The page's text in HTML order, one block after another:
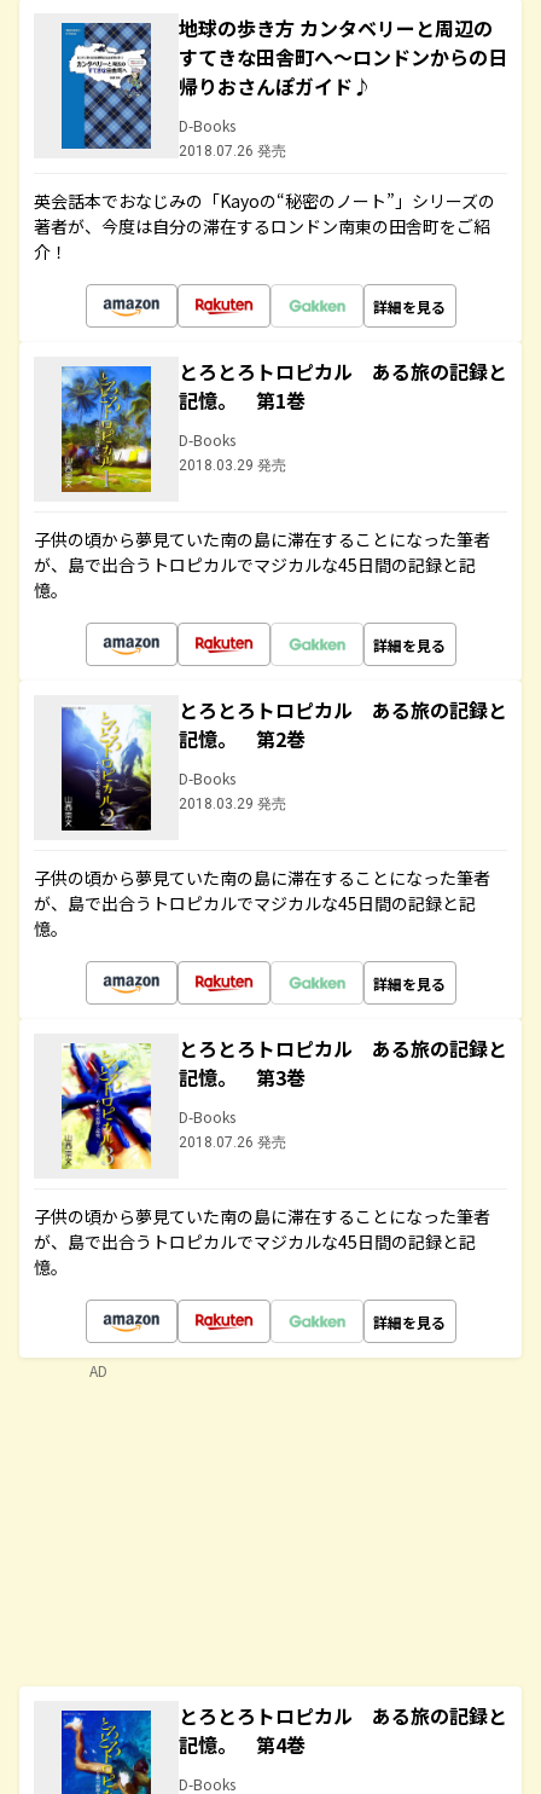
地球の歩き方 カンタベリーと周辺の
すてきな田舎町へ～ロンドンからの日
帰りおさんぽガイド♪
D-Books
2018.07.26 発売
英会話本でおなじみの「Kayoの“秘密のノート”」シリーズの
著者が、今度は自分の滞在するロンドン南東の田舎町をご紹
介！
詳細を見る
とろとろトロピカル ある旅の記録と
記憶。 第1巻
D-Books
2018.03.29 発売
子供の頃から夢見ていた南の島に滞在することになった筆者
が、島で出合うトロピカルでマジカルな45日間の記録と記
憶。
詳細を見る
とろとろトロピカル ある旅の記録と
記憶。 第2巻
D-Books
2018.03.29 発売
子供の頃から夢見ていた南の島に滞在することになった筆者
が、島で出合うトロピカルでマジカルな45日間の記録と記
憶。
詳細を見る
とろとろトロピカル ある旅の記録と
記憶。 第3巻
D-Books
2018.07.26 発売
子供の頃から夢見ていた南の島に滞在することになった筆者
が、島で出合うトロピカルでマジカルな45日間の記録と記
憶。
詳細を見る
とろとろトロピカル ある旅の記録と
記憶。 第4巻
D-Books
AD